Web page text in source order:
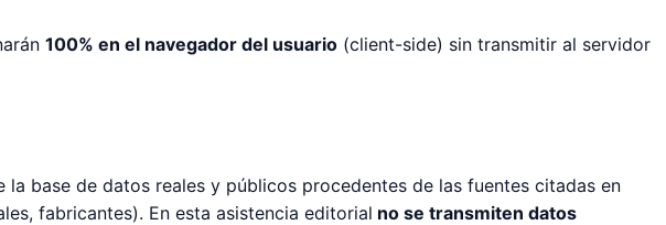
100% en el navegador del usuario (client-side) sin transmitir al servidor
base de datos reales y públicos procedentes de las fuentes citadas en
fabricantes). En esta asistencia editorial no se transmiten datos